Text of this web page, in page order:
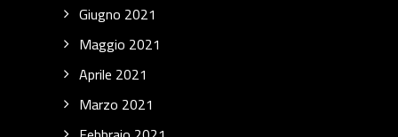
Giugno 2021
Maggio 2021
Aprile 2021
Marzo 2021